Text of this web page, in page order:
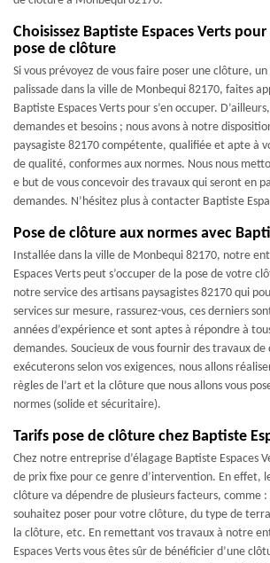
Choisissez Baptiste Espaces Verts pour
pose de clôture
Si vous prévoyez de vous faire poser une clôture,
palissade dans la ville de Monbequi 82170, faites
Baptiste Espaces Verts pour s’en occuper.
demandes et besoins ; nous avons à notre
paysagiste 82170 compétente, qualifiée et apte à
de qualité, conformes aux normes. Nous nous
e but de vous concevoir des travaux qui seront en
demandes. N’hésitez plus à contacter Baptiste
Pose de clôture aux normes avec
Installée dans la ville de Monbequi 82170, notre
Espaces Verts peut s’occuper de la pose de votre
notre service des artisans paysagistes 82170 qui
services sur mesure, rassurez-vous, ces derniers
années d’expérience et sont aptes à répondre à
demandes. Soucieux de vous fournir des travaux de
exécuterons selon vos exigences, nous allons
règles de l’art et la clôture que nous allons vous
normes (solide et sécuritaire).
Tarifs pose de clôture chez Baptiste
Chez notre entreprise d’élagage Baptiste Espaces
de prix fixe pour ce genre d’intervention. En effet,
clôture va dépendre de plusieurs facteurs, comme
souhaitez poser pour votre clôture, du type de
la clôture, etc. En remettant vos travaux à notre
Espaces Verts vous êtes sûr de bénéficier d’une